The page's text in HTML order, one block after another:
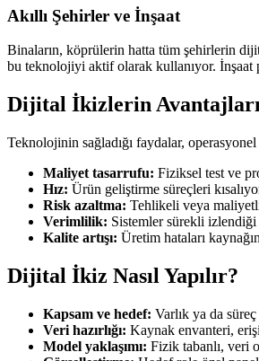
Akıllı Şehirler ve İnşaat
Binaların, köprülerin hatta tüm şehirlerin
bu teknolojiyi aktif olarak kullanıyor. İnşaat
Dijital İkizlerin
Teknolojinin sağladığı faydalar,
Maliyet tasarrufu: Fiziksel test ve
Hız: Ürün geliştirme süreçleri
Risk azaltma: Tehlikeli veya
Verimlilik: Sistemler sürekli izlendiği
Kalite artışı: Üretim hataları
Dijital İkiz Nasıl Yapılır?
Kapsam ve hedef: Varlık ya da
Veri hazırlığı: Kaynak envanteri,
Model yaklaşımı: Fizik tabanlı, veri